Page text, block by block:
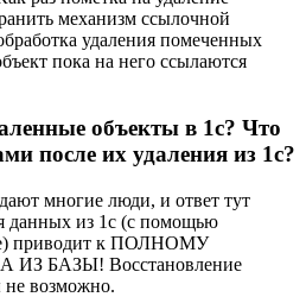
механизм ссылочной
удаления помеченных
пока на него ссылаются
объекты в 1с? Что
после их удаления из 1с?
многие люди, и ответ тут
данных из 1с (с помощью
приводит к ПОЛНОМУ
БАЗЫ! Восстановление
не возможно.